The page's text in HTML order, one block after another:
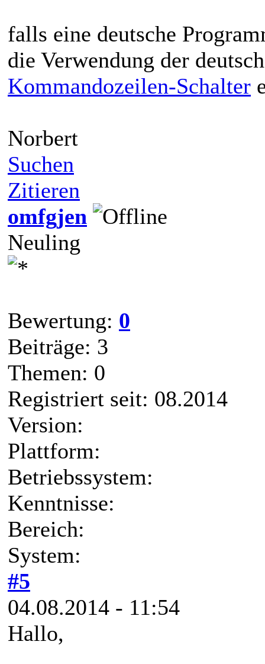
falls eine deutsche
die Verwendung der
Kommandozeilen-Schalter
Norbert
Suchen
Zitieren
omfgjen
Neuling
Bewertung: 0
Beiträge: 3
Themen: 0
Registriert seit: 08.2014
Version:
Plattform:
Betriebssystem:
Kenntnisse:
Bereich:
System:
#5
04.08.2014 - 11:54
Hallo,